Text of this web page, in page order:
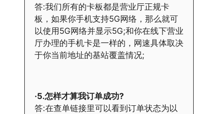
答:我们所有的卡板都是营业厅正规卡
板，如果你手机支持5G网络，那么就可
以使用5G网络并显示5G;和你在线下营业
厅办理的手机卡是一样的，网速具体取决
于你当前地址的基站覆盖情况;
·5.怎样才算我订单成功?
答:在查单链接里可以看到订单状态为以